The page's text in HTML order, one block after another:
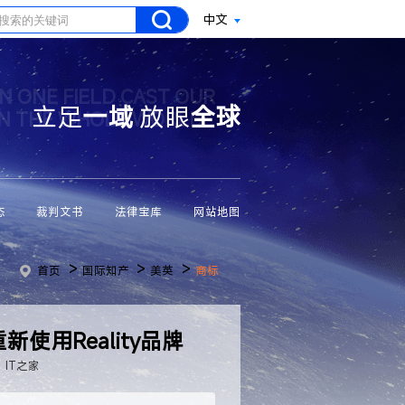
中文
ONE FIELD CAST OUR
THE WHOLE WORLD
立足一域放眼全球
裁判文书 法律宝库 网站地图
首页 >国际知产 >美英 >商标
使用Reality品牌
IT之家